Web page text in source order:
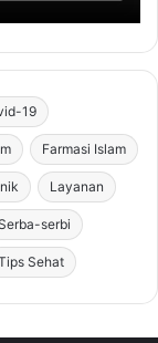
19
Farmasi Islam
Layanan
serbi
Sehat